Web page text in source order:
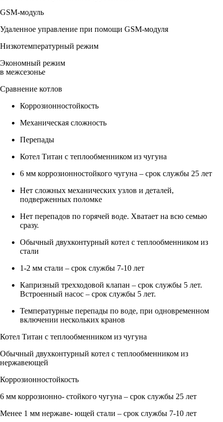
GSM-модуль
Удаленное управление при помощи GSM-модуля
Низкотемпературный режим
Экономный режим
в межсезонье
Сравнение котлов
Коррозионностойкость
Механическая сложность
Перепады
Котел Титан с теплообменником из чугуна
6 мм коррозионностойкого чугуна – срок службы 25 лет
Нет сложных механических узлов и деталей,
подверженных поломке
Нет перепадов по горячей воде. Хватает на всю семью
сразу.
Обычный двухконтурный котел с теплообменником из
стали
1-2 мм стали – срок службы 7-10 лет
Капризный трехходовой клапан – срок службы 5 лет.
Встроенный насос – срок службы 5 лет.
Температурные перепады по воде, при одновременном
включении нескольких кранов
Котел Титан с теплообменником из чугуна
Обычный двухконтурный котел с теплообменником из
нержавеющей
Коррозионностойкость
6 мм коррозионно- стойкого чугуна – срок службы 25 лет
Менее 1 мм нержаве- ющей стали – срок службы 7-10 лет